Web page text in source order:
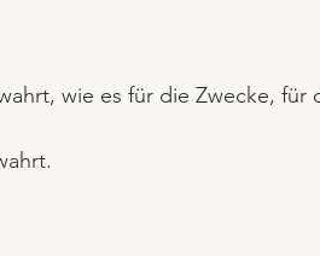
wie es für die Zwecke, für